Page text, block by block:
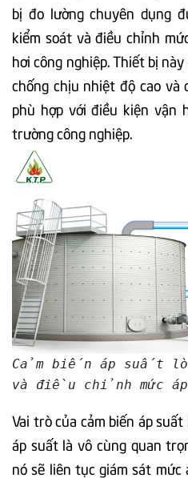
bị đo lường chuyên dụng
kiểm soát và điều chỉnh
hơi công nghiệp. Thiết bị
chống chịu nhiệt độ cao
phù hợp với điều kiện vận
trường công nghiệp.
Cảm biến áp suất
và điều chỉnh mức
Vai trò của cảm biến áp
áp suất là vô cùng quan
nó sẽ liên tục giám sát